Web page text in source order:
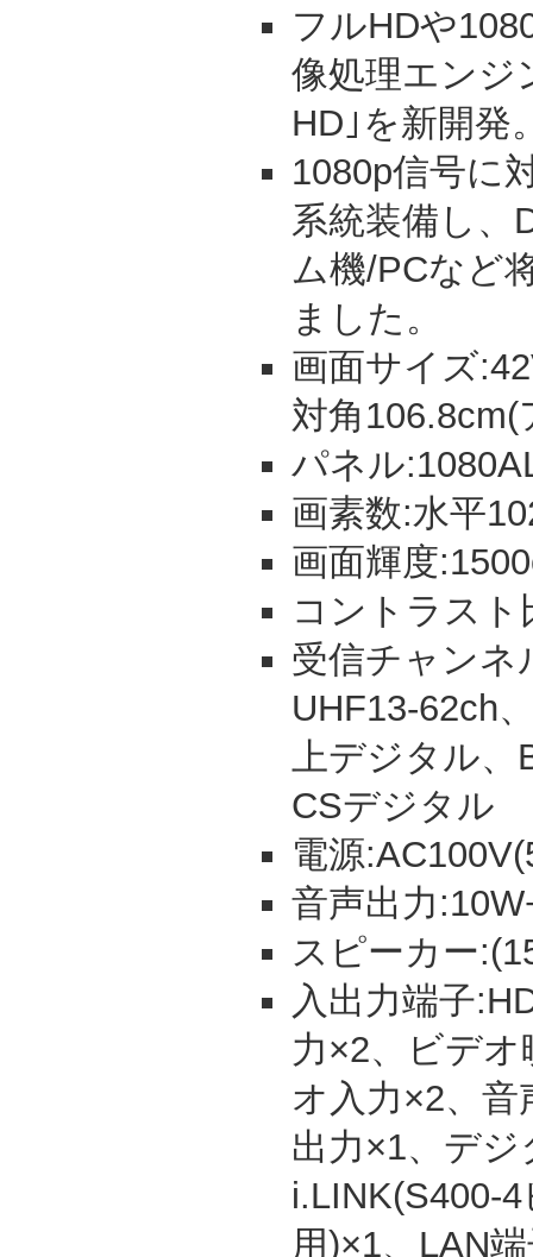
フルHDや
像処理エンジ
HD｣を新開発
1080p信号に
系統装備し、
ム機/PCなど
ました。
画面サイズ
対角
パネル
画素数:水平
画面輝度
コントラスト
受信チャンネ
UHF13-62ch
上デジタル、
CSデジタル
電源
音声出力
スピーカー
入出力端子
力×2、ビデ
オ入力×2、
出力×1、デ
i.LINK(S400-
用)×1、LAN